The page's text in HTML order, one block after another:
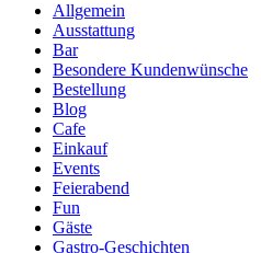
Allgemein
Ausstattung
Bar
Besondere Kundenwünsche
Bestellung
Blog
Cafe
Einkauf
Events
Feierabend
Fun
Gäste
Gastro-Geschichten